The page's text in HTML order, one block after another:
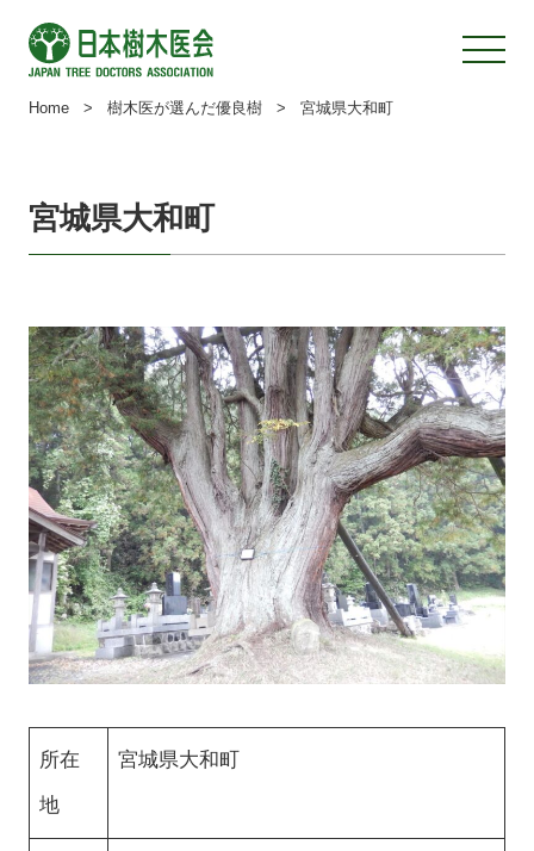
Home > 樹木医が選んだ優良樹 > 宮城県大和町
宮城県大和町
所在
地
宮城県大和町